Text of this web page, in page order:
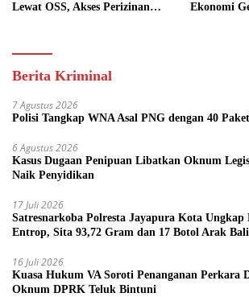
Lewat OSS, Akses Perizinan
Ekonomi
Berita Kriminal
7 Agustus 2026
Polisi Tangkap WNA Asal PNG dengan 40
6 Agustus 2026
Kasus Dugaan Penipuan Libatkan Oknum
Naik Penyidikan
17 Juli 2026
Satresnarkoba Polresta Jayapura Kota Ungkap
Entrop, Sita 93,72 Gram dan 17 Botol Arak Bali
16 Juli 2026
Kuasa Hukum VA Soroti Penanganan Perkara
Oknum DPRK Teluk Bintuni